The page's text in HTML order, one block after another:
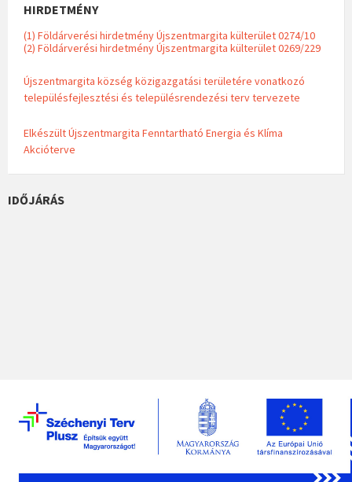
HIRDETMÉNY
(1) Földárverési hirdetmény Újszentmargita külterület 0274/10
(2) Földárverési hirdetmény Újszentmargita külterület 0269/229
Újszentmargita község közigazgatási területére vonatkozó
településfejlesztési és településrendezési terv tervezete
Elkészült Újszentmargita Fenntartható Energia és Klíma
Akcióterve
IDŐJÁRÁS